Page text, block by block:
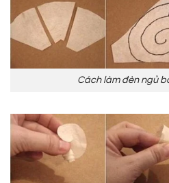
Cách làm đèn ngủ